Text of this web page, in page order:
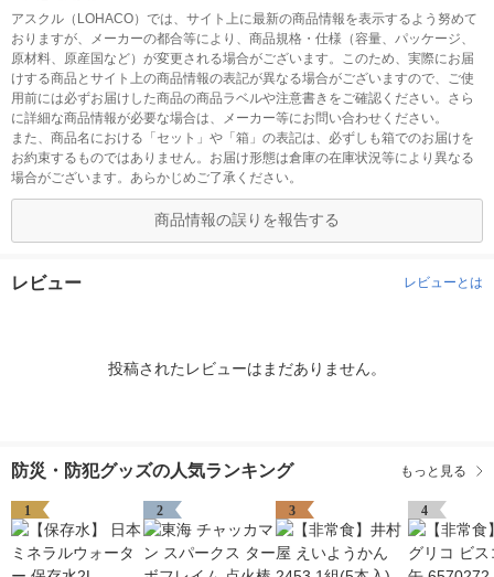
アスクル（LOHACO）では、サイト上に最新の商品情報を表示するよう努めて
おりますが、メーカーの都合等により、商品規格・仕様（容量、パッケージ、
原材料、原産国など）が変更される場合がございます。このため、実際にお届
けする商品とサイト上の商品情報の表記が異なる場合がございますので、ご使
用前には必ずお届けした商品の商品ラベルや注意書きをご確認ください。さら
に詳細な商品情報が必要な場合は、メーカー等にお問い合わせください。
また、商品名における「セット」や「箱」の表記は、必ずしも箱でのお届けを
お約束するものではありません。お届け形態は倉庫の在庫状況等により異なる
場合がございます。あらかじめご了承ください。
商品情報の誤りを報告する
レビュー レビューとは
投稿されたレビューはまだありません。
防災・防犯グッズの人気ランキング もっと見る
1 2 3 4